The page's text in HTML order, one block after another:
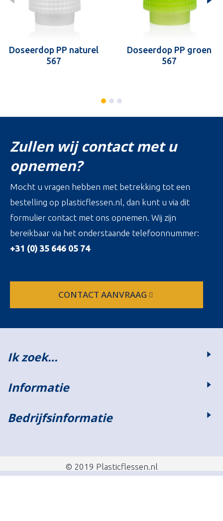
Doseerdop PP naturel
567
Doseerdop PP groen
567
Zullen wij contact met u
opnemen?
Mocht u vragen hebben met betrekking tot een
bestelling op plasticflessen.nl, dan kunt u via dit
formulier contact met ons opnemen. Wij zijn
bereikbaar via het onderstaande telefoonnummer:
+31 (0) 35 646 05 74
CONTACT AANVRAAG
Ik zoek…
Informatie
Bedrijfsinformatie
© 2019 Plasticflessen.nl